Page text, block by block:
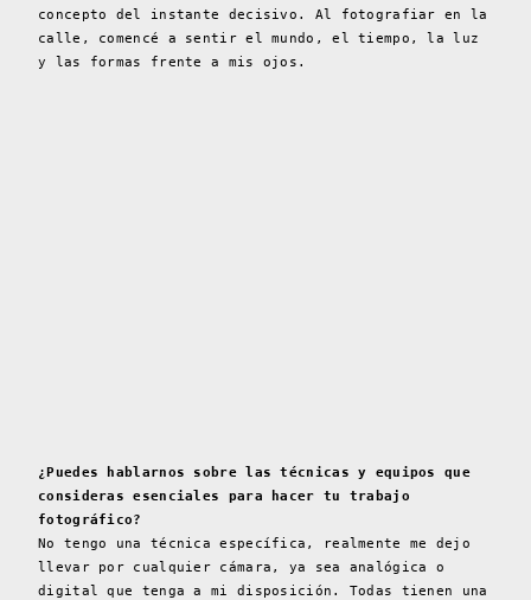
concepto del instante decisivo. Al fotografiar en la
calle, comencé a sentir el mundo, el tiempo, la luz
y las formas frente a mis ojos.
¿Puedes hablarnos sobre las técnicas y equipos que
consideras esenciales para hacer tu trabajo
fotográfico?
No tengo una técnica específica, realmente me dejo
llevar por cualquier cámara, ya sea analógica o
digital que tenga a mi disposición. Todas tienen una